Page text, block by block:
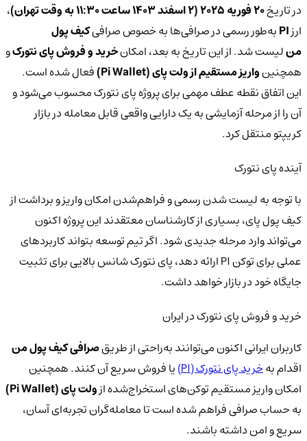
در تاریخ۲۰ فوریه ۲۰۲۵ (۲ اسفند ۱۴۰۳ ساعت ۱۱:۳۰ به وقت تهران)
،
ارزPIبه‌طور رسمی در صرافی‌ها به خصوص صرافیکیف پول
منلیست شد. از این تاریخ به بعد، امکانخرید و فروش پای نتورکو
همچنینواریز مستقیم از ولت پای (Pi Wallet)
فعال شده است.
این اتفاق نقطه عطف مهمی برای پروژه پای نتورک محسوب می‌شود و
آن را از مرحله آزمایشی به یک دارایی واقعی قابل معامله در بازار
کریپتو منتقل کرد.
آینده پای نتورک
با توجه به لیست شدن رسمی و فراهم‌شدن امکان واریز و برداشت از
کیف پول پای، بسیاری از کارشناسان معتقدند این پروژه اکنون
می‌تواند وارد مرحله جدیدی شود. اگر تیم توسعه بتواند کاربردهای
عملی برای توکن PI ارائه دهد، پای نتورک شانس بالایی برای تثبیت
جایگاه خود در بازار خواهد داشت.
خرید و فروش پای نتورک در ایران
کاربران ایرانی اکنون می‌توانند به‌راحتی از طریقصرافی کیف پول من
اقدام بهخرید پای نتورک (PI)
یا فروش سریع آن کنند. همچنین
امکان واریز مستقیم توکن‌های استخراج‌شده ازولت پای (Pi Wallet)
به حساب صرافی فراهم شده است تا معامله‌گران تجربه‌ای آسان،
سریع و امن داشته باشند.